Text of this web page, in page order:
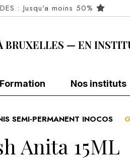
: Jusqu'a moins 50%
BRUXELLES — EN
Formation Nos instituts
SEMI-PERMANENT INOCOS
Anita 15ML